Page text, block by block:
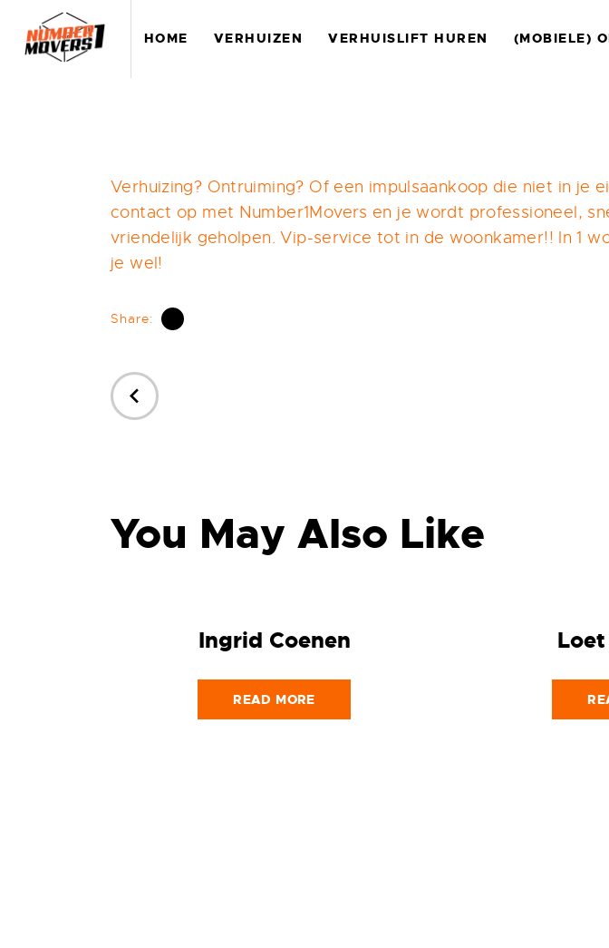
HOME VERHUIZEN VERHUISLIFT HUREN (MOBIELE)
Verhuizing? Ontruiming? Of een impulsaankoop die niet in je
contact op met Number1Movers en je wordt professioneel,
vriendelijk geholpen. Vip-service tot in de woonkamer!! In 1
je wel!
Share:
You May Also Like
Ingrid Coenen
READ MORE